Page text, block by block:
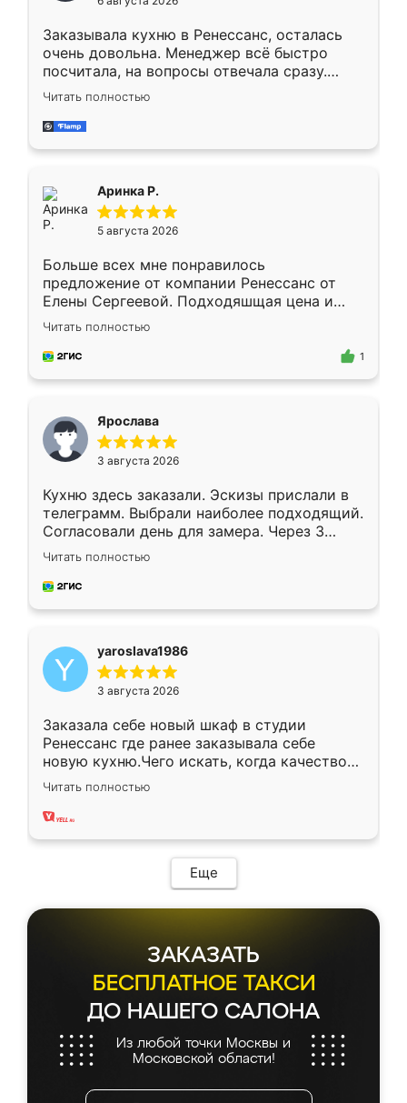
мебели буду заказывать только здесь.
Заказывала кухню в Ренессанс, осталась
очень довольна. Менеджер всё быстро
посчитала, на вопросы отвечала сразу.
Замерщик приехал в субботу, подошёл к
делу со всей ответственностью. Собрали
за день, ребята работали аккуратно, даже
Читать полностью
Аринка Р.
5 августа 2026
Больше всех мне понравилось
предложение от компании Ренессанс от
Елены Сергеевой. Подходяшщая цена и
короткие сроки изготовления. Приехавший
для замера сотрудник Владислав
предложил по моему эскизу самый
Читать полностью
1
Ярослава
3 августа 2026
Кухню здесь заказали. Эскизы прислали в
телеграмм. Выбрали наиболее подходящий.
Согласовали день для замера. Через 3
недели кухня была уже готова. Остались
довольны работой. Спасибо Ренессанс
мебель за качественную работу!
Читать полностью
yaroslava1986
3 августа 2026
Заказала себе новый шкаф в студии
Ренессанс где ранее заказывала себе
новую кухню.Чего искать, когда качеством
вполне довольна. Служит кухня уже почти
два года, нареканий нет.
Читать полностью
Еще
ЗАКАЗАТЬ
БЕСПЛАТНОЕ ТАКСИ
ДО НАШЕГО САЛОНА
Из любой точки Москвы и
Московской области!